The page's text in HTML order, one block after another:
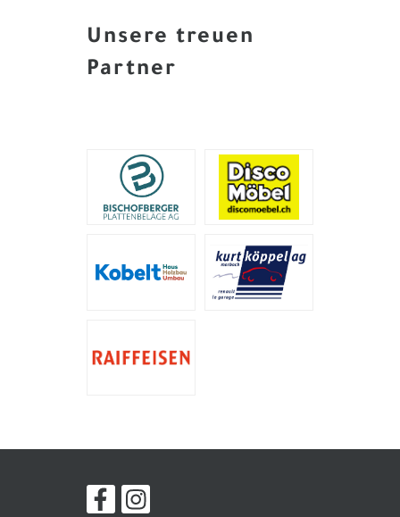
Unsere treuen
Partner